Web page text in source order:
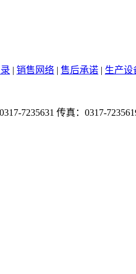
| 销售网络 | 售后承诺 | 生产设
7235631 传真：0317-